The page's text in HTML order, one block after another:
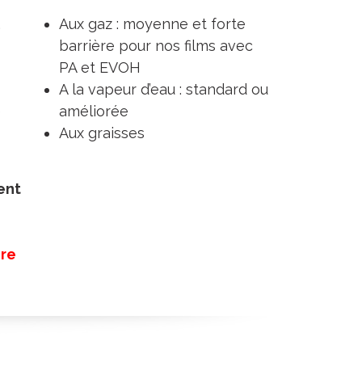
Aux gaz : moyenne et forte
barrière pour nos films avec
PA et EVOH
A la vapeur d’eau : standard ou
améliorée
Aux graisses